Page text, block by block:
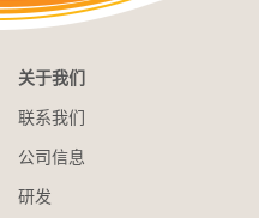
关于我们
联系我们
公司信息
研发